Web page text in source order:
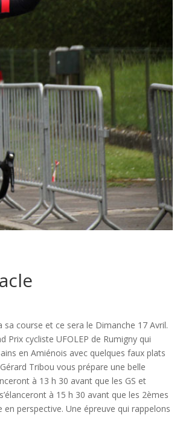
course et ce sera le Dimanche 17 Avril.
Prix cycliste UFOLEP de Rumigny qui
en Amiénois avec quelques faux plats
Tribou vous prépare une belle
à 13 h 30 avant que les GS et
à 15 h 30 avant que les 2èmes
perspective. Une épreuve qui rappelons